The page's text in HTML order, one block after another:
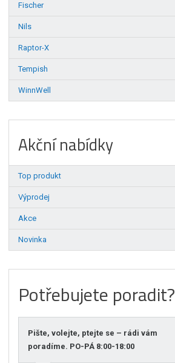
Fischer
Nils
Raptor-X
Tempish
WinnWell
Akční nabídky
Top produkt
Výprodej
Akce
Novinka
Potřebujete poradit?
Pište, volejte, ptejte se – rádi vám
poradíme. PO-PÁ 8:00-18:00